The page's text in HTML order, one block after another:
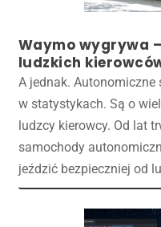
Waymo wygrywa
ludzkich
A jednak.
w statystykach. Są o
ludzcy kierowcy. Od lat
samochody
jeździć bezpieczniej od